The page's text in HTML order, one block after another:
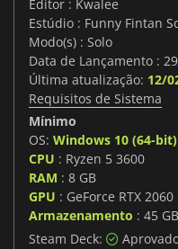
Editor : Kwalee
Estúdio : Funny Fintan
Modo(s) : Solo
Data de Lançamento :
Última atualização: 12/
Requisitos de Sistema
Mínimo
OS: Windows 10 (64-bit)
CPU : Ryzen 5 3600
RAM : 8 GB
GPU : GeForce RTX 2060
Armazenamento : 45 GB
Steam Deck: